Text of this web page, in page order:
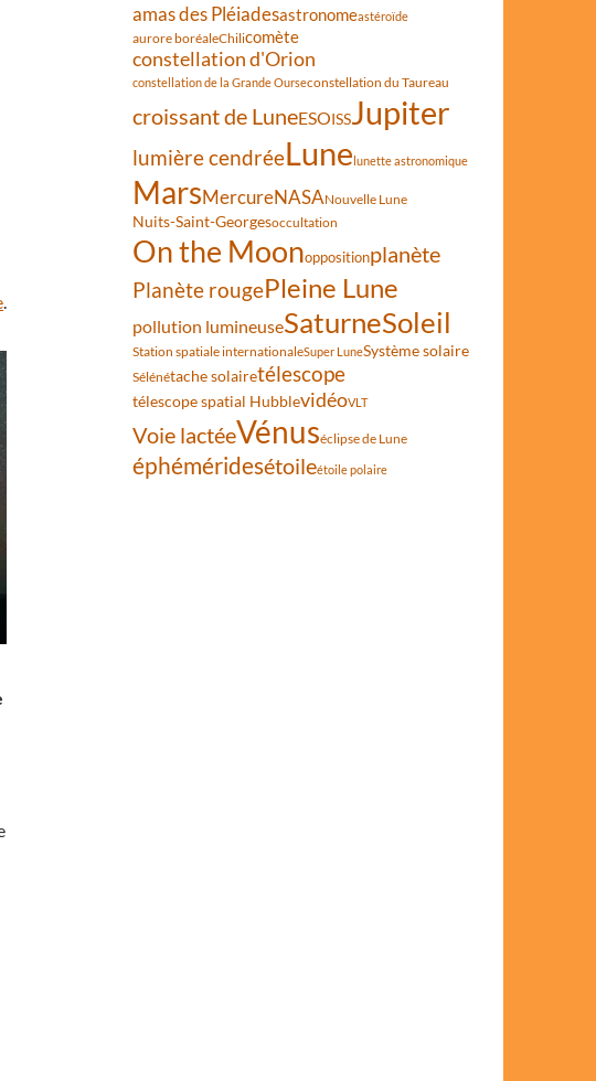
.
amas des Pléiadesastronomeastéroïde
aurore boréaleChilicomète
constellation d'Orion
constellation de la Grande Ourseconstellation du Taureau
croissant de LuneESOISSJupiter
lumière cendréeLunelunette astronomique
MarsMercureNASANouvelle Lune
Nuits-Saint-Georgesoccultation
On the Moonoppositionplanète
Planète rougePleine Lune
pollution lumineuseSaturneSoleil
Station spatiale internationaleSuper LuneSystème solaire
Sélénétache solairetélescope
télescope spatial HubblevidéoVLT
Voie lactéeVénuséclipse de Lune
éphéméridesétoileétoile polaire